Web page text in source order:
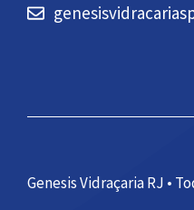
Genesis Vidraçaria RJ •